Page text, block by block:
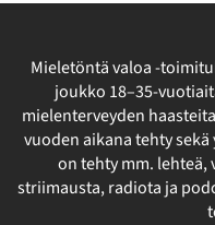
Mieletöntä valoa -
joukko 18–35-
mielenterveyden
vuoden aikana tehty
on tehty mm.
striimausta, radiota ja